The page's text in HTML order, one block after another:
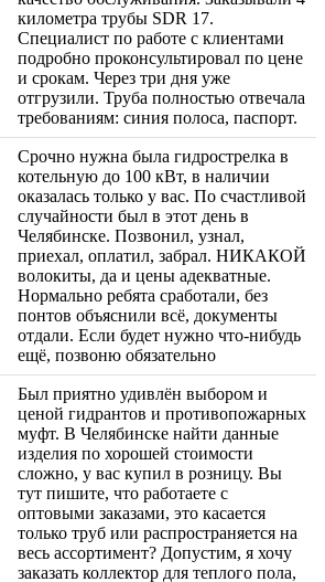
километра трубы SDR 17.
Специалист по работе с клиентами
подробно проконсультировал по цене
и срокам. Через три дня уже
отгрузили. Труба полностью отвечала
требованиям: синия полоса, паспорт.
Срочно нужна была гидрострелка в
котельную до 100 кВт, в наличии
оказалась только у вас. По счастливой
случайности был в этот день в
Челябинске. Позвонил, узнал,
приехал, оплатил, забрал. НИКАКОЙ
волокиты, да и цены адекватные.
Нормально ребята сработали, без
понтов объяснили всё, документы
отдали. Если будет нужно что-нибудь
ещё, позвоню обязательно
Был приятно удивлён выбором и
ценой гидрантов и противопожарных
муфт. В Челябинске найти данные
изделия по хорошей стоимости
сложно, у вас купил в розницу. Вы
тут пишите, что работаете с
оптовыми заказами, это касается
только труб или распространяется на
весь ассортимент? Допустим, я хочу
заказать коллектор для теплого пола,